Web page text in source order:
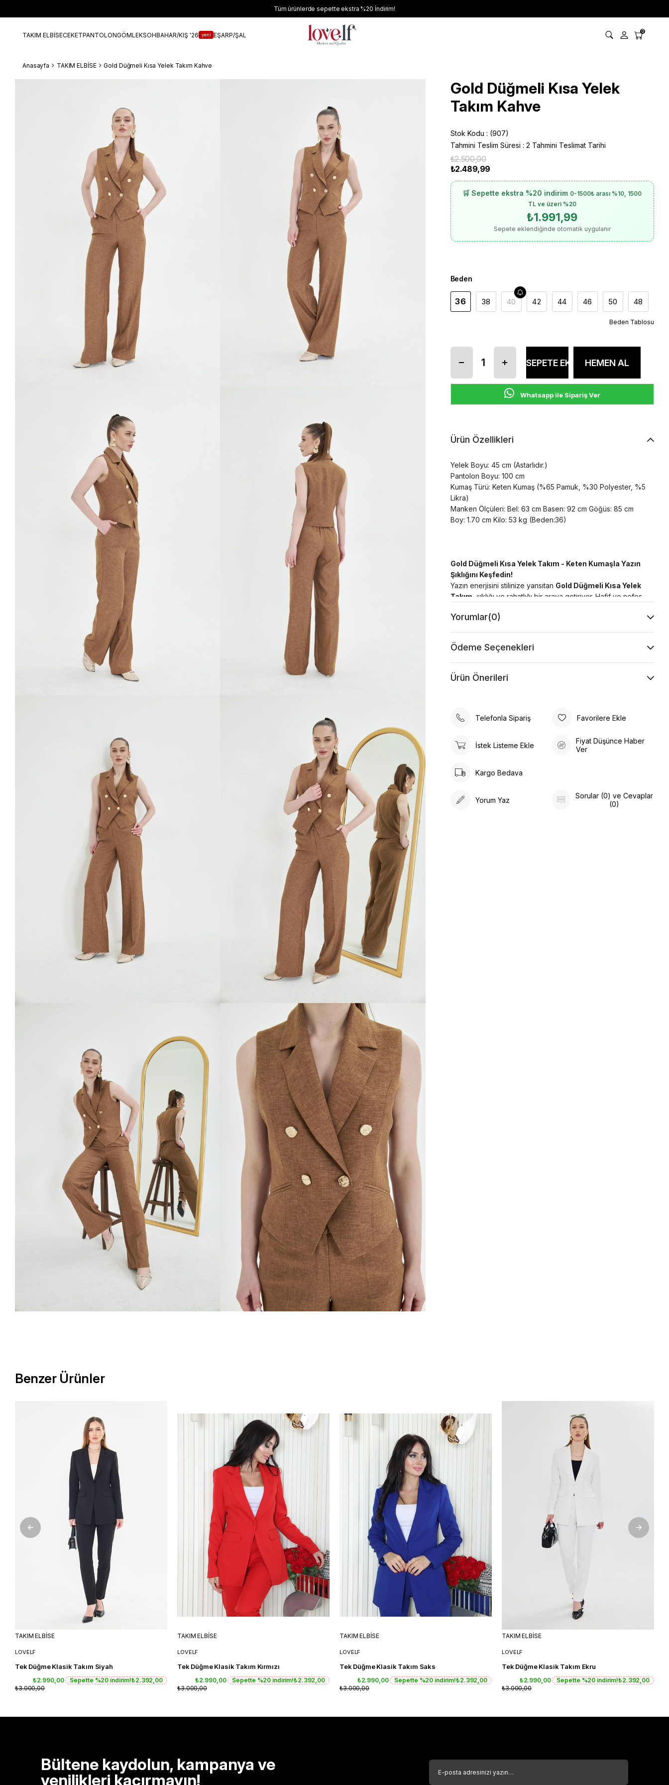
Tüm ürünlerde sepette ekstra %20 İndirim!
TAKIM ELBİSECEKETPANTOLONGÖMLEKSOHBAHAR/KIŞ '26 yeni EŞARP/ŞAL 0
Anasayfa TAKIM ELBİSE Gold Düğmeli Kısa Yelek Takım Kahve
Gold Düğmeli Kısa Yelek
Takım Kahve
Stok Kodu
(907)
Tahmini Teslim Süresi : 2 Tahmini Teslimat Tarihi
₺2.500,00
₺2.489,99
🛒 Sepette ekstra %20 indirim 0-1500₺ arası %10, 1500
TL ve üzeri %20
₺1.991,99
Sepete eklendiğinde otomatik uygulanır
Beden
36 38 40 42 44 46 50 48
Beden Tablosu
Whatsapp ile Sipariş Ver
Ürün Özellikleri
Yelek Boyu: 45 cm (Astarlıdır.)
Pantolon Boyu: 100 cm
Kumaş Türü: Keten Kumaş (%65 Pamuk, %30 Polyester, %5
Likra)
Manken Ölçüleri: Bel: 63 cm Basen: 92 cm Göğüs: 85 cm
Boy: 1.70 cm Kilo: 53 kg (Beden:36)
Gold Düğmeli Kısa Yelek Takım - Keten Kumaşla Yazın
Şıklığını Keşfedin!
Yazın enerjisini stilinize yansıtan Gold Düğmeli Kısa Yelek
Takım , şıklığı ve rahatlığı bir araya getiriyor. Hafif ve nefes
edin. Altın renkli düğme detayları, zarif bir dokunuşla
modeli şıklığınızı öne çıkarır.
Hem gündüz hem akşam şıklığınızı tamamlayacak bu
takımla, her anınıza zarafet katın.Gold Düğmeli Kısa Yelek
Takım
ile yaz boyunca stilinizin ön plana çıkmasını sağlayın!
Yazın enerjisini stilinize yansıtan
Gold Düğmeli Kısa Yelek
alabilen keten kumaşı ile sıcak günlerde rahatça hareket
görünümünüze modern bir hava katarken, kısa yelek
modeli şıklığınızı öne çıkarır.
Yorumlar(0)
Ödeme Seçenekleri
Ürün Önerileri
Telefonla Sipariş Favorilere Ekle
İstek Listeme Ekle
Fiyat Düşünce Haber
Ver
Kargo Bedava
Yorum Yaz
Sorular (0) ve Cevaplar
(0)
Benzer Ürünler
TAKIM ELBİSE
LOVELF
Tek Düğme Klasik Takım Siyah
₺2.990,00 Sepette %20 indirim!₺2.392,00
₺3.000,00
TAKIM ELBİSE
LOVELF
Tek Düğme Klasik Takım Kırmızı
₺2.990,00 Sepette %20 indirim!₺2.392,00
₺3.000,00
TAKIM ELBİSE
LOVELF
Tek Düğme Klasik Takım Saks
₺2.990,00 Sepette %20 indirim!₺2.392,00
₺3.000,00
TAKIM ELBİSE
LOVELF
Tek Düğme Klasik Takım Ekru
₺2.990,00 Sepette %20 indirim!₺2.392,00
₺3.000,00
Bültene kaydolun, kampanya ve
yenilikleri kaçırmayın!